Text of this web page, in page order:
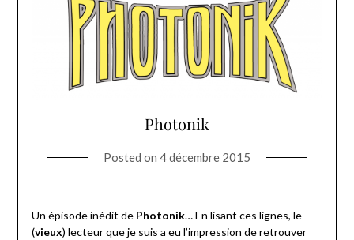
Photonik
Posted on 4 décembre 2015
Un épisode inédit de Photonik… En lisant ces lignes, le
(vieux) lecteur que je suis a eu l’impression de retrouver